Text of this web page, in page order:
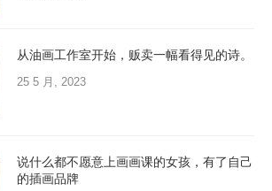
从油画工作室开始，贩卖一幅看得见的诗。
25 5 月, 2023
说什么都不愿意上画画课的女孩，有了自己
的插画品牌